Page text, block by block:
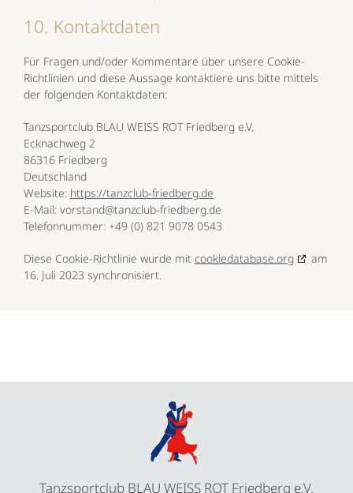
10. Kontaktdaten
Für Fragen und/oder Kommentare über unsere Cookie-
Richtlinien und diese Aussage kontaktiere uns bitte mittels
der folgenden Kontaktdaten:
Tanzsportclub BLAU WEISS ROT Friedberg e.V.
Ecknachweg 2
86316 Friedberg
Deutschland
Website: https://tanzclub-friedberg.de
E-Mail: vorstand@tanzclub-friedberg.de
Telefonnummer: +49 (0) 821 9078 0543
Diese Cookie-Richtlinie wurde mit cookiedatabase.org
am
16. Juli 2023 synchronisiert.
Tanzsportclub BLAU WEISS ROT Friedberg e.V.